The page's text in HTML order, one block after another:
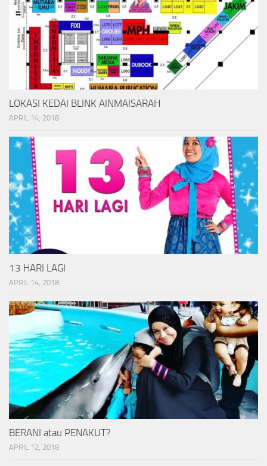
LOKASI KEDAI BLINK AINMAISARAH
APRIL 14, 2018
13 HARI LAGI
APRIL 14, 2018
BERANI atau PENAKUT?
APRIL 12, 2018